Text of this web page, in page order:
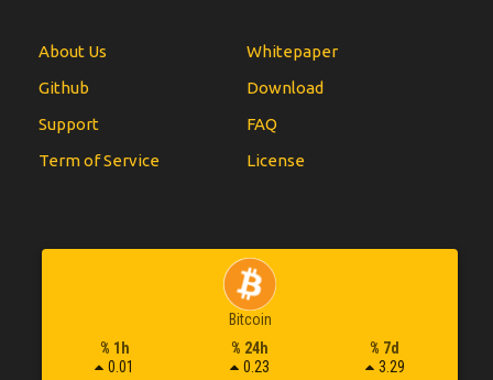
About Us
Whitepaper
Github
Download
Support
FAQ
Term of Service
License
Bitcoin
% 1h
0.01
% 24h
0.23
% 7d
3.29